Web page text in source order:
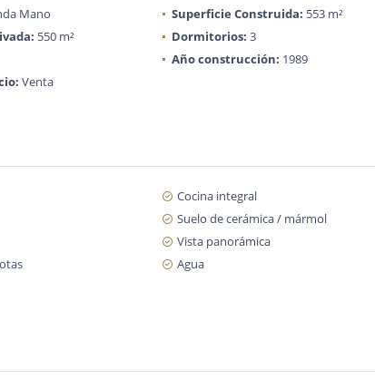
Mano Superficie Construida: 553 m²
550 m² Dormitorios: 3
Año construcción: 1989
Venta
Cocina integral
Suelo de cerámica / mármol
Vista panorámica
Agua